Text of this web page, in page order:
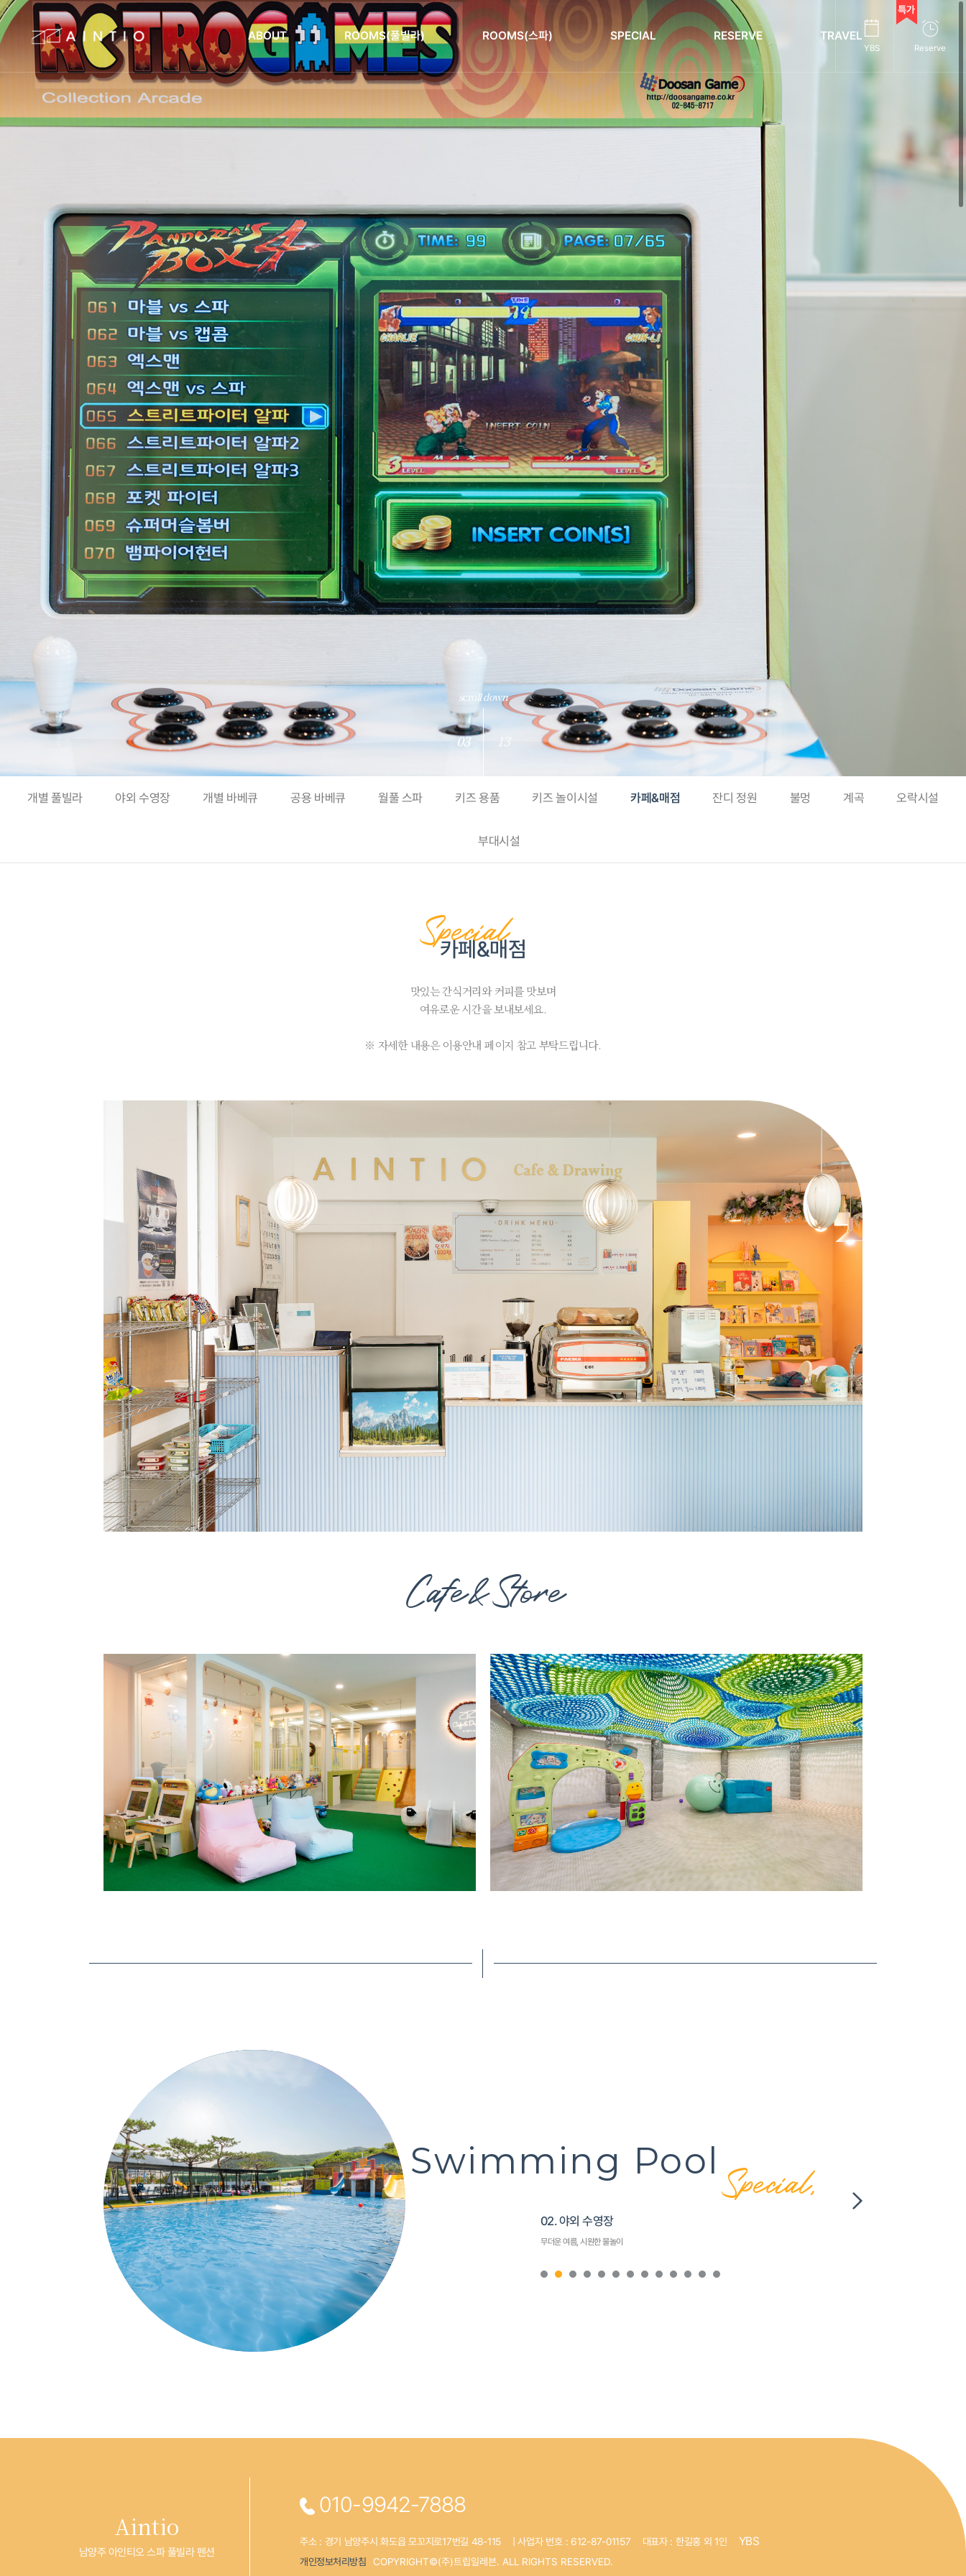
ABOUT ROOMS(풀빌라) ROOMS(스파) SPECIAL RESERVE TRAVEL
Reserve
YBS
03 13
scroll down
개별 풀빌라 야외 수영장 개별 바베큐 공용 바베큐 월풀 스파 키즈 용품 키즈 놀이시설 카페&매점 잔디 정원 불멍 계곡 오락시설
부대시설
Special
카페&매점
맛있는 간식거리와 커피를 맛보며
여유로운 시간을 보내보세요.
※ 자세한 내용은 이용안내 페이지 참고 부탁드립니다.
Cafe&Store
Private BBQ Special,
03. 개별 바베큐
전 객실 프라이빗 바베큐 타임
Aintio
남양주 아인티오 스파 풀빌라 펜션
010-9942-7888
주소 : 경기 남양주시 화도읍 모꼬지로17번길 48-115 | 사업자 번호 : 612-87-01157 대표자 : 한길홍 외 1인 YBS
개인정보처리방침 COPYRIGHT©(주)트립일레븐. ALL RIGHTS RESERVED.